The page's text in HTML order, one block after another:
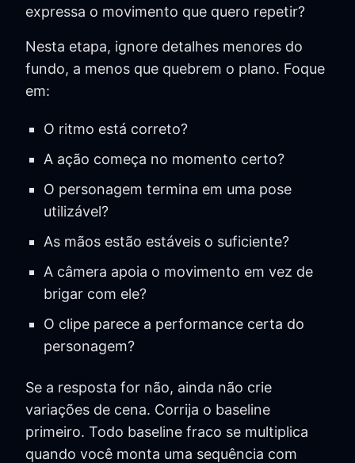
expressa o movimento que quero repetir?
Nesta etapa, ignore detalhes menores do
fundo, a menos que quebrem o plano. Foque
em:
O ritmo está correto?
A ação começa no momento certo?
O personagem termina em uma pose
utilizável?
As mãos estão estáveis o suficiente?
A câmera apoia o movimento em vez de
brigar com ele?
O clipe parece a performance certa do
personagem?
Se a resposta for não, ainda não crie
variações de cena. Corrija o baseline
primeiro. Todo baseline fraco se multiplica
quando você monta uma sequência com